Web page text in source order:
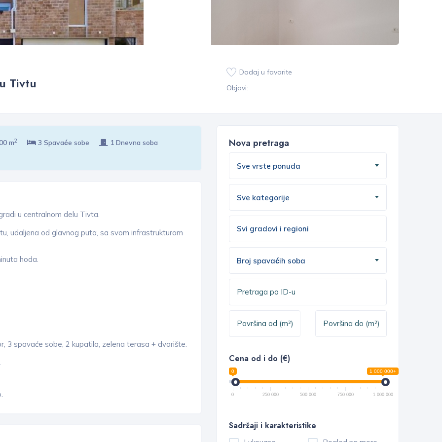
Tivtu
Dodaj u favorite
Objavi:
m2 3 Spavaće sobe 1 Dnevna soba
u centralnom delu Tivta.
udaljena od glavnog puta, sa svom infrastrukturom
hoda.
3 spavaće sobe, 2 kupatila, zelena terasa + dvorište.
Nova pretraga
Sve vrste ponuda
Sve kategorije
Broj spavaćih soba
Cena od i do (€)
0 1 000 000+
0 250 000 500 000 750 000 1 000 000
Sadržaji i karakteristike